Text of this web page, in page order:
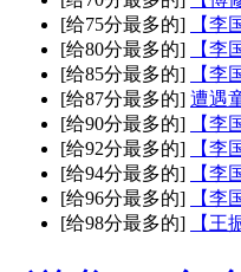
[给75分最多的]
【李
[给80分最多的]
【李
[给85分最多的]
【李
[给87分最多的] 遭遇
[给90分最多的]
【李
[给92分最多的]
【李
[给94分最多的]
【李
[给96分最多的]
【李
[给98分最多的]
【王